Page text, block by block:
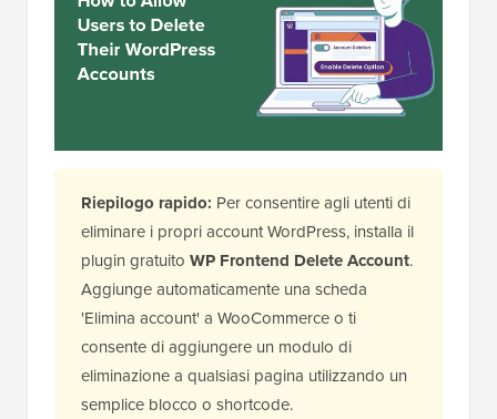
Riepilogo rapido: Per consentire agli utenti di
eliminare i propri account WordPress, installa il
plugin gratuito WP Frontend Delete Account.
Aggiunge automaticamente una scheda
'Elimina account' a WooCommerce o ti
consente di aggiungere un modulo di
eliminazione a qualsiasi pagina utilizzando un
semplice blocco o shortcode.